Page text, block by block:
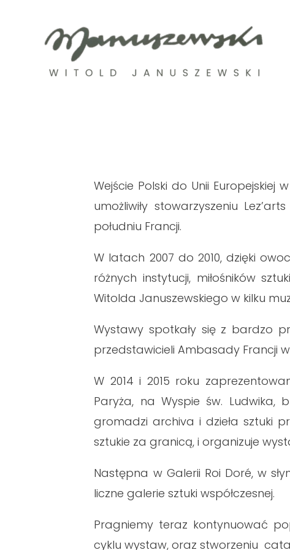
content
Wejście Polski do Unii Europejskiej
umożliwiły stowarzyszeniu
południu Francji.
W latach 2007 do 2010, dzięki
różnych instytucji, miłośników
Witolda Januszewskiego w kilku
Wystawy spotkały się z bardzo
przedstawicieli Ambasady Francji
W 2014 i 2015 roku
Paryża, na Wyspie św.
gromadzi archiva i dzieła sztuki
sztukie za granicą, i organizuje
Następna w Galerii Roi Doré, w
liczne galerie sztuki współczesnej.
Pragniemy teraz kontynuować
cyklu wystaw, oraz stworzeniu